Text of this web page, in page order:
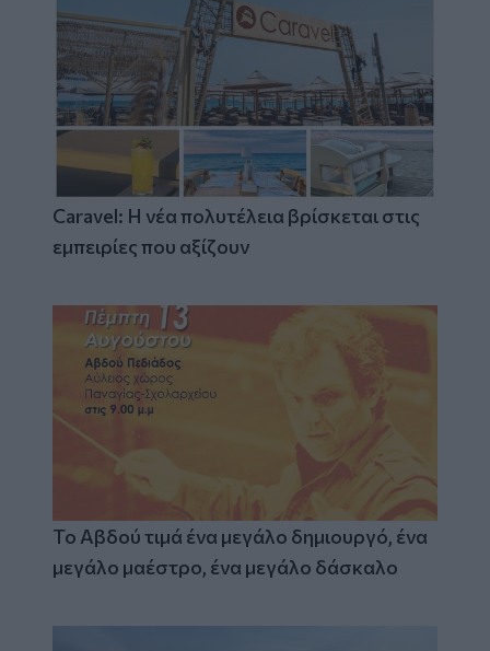
Caravel: Η νέα πολυτέλεια βρίσκεται στις
εμπειρίες που αξίζουν
Το Αβδού τιμά ένα μεγάλο δημιουργό, ένα
μεγάλο μαέστρο, ένα μεγάλο δάσκαλο